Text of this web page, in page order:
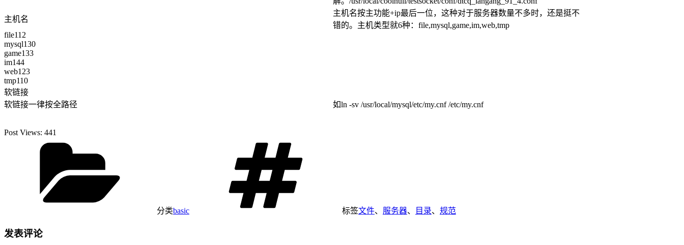
主机名
主机名按主功能+ip最后一位，这种对于服务器数量不多时，还是挺不
错的。主机类型就6种：file,mysql,game,im,web,tmp
file112
mysql130
game133
im144
web123
tmp110
软链接
软链接一律按全路径
如ln -sv /usr/local/mysql/etc/my.cnf /etc/my.cnf
Post Views: 441
分类basic 标签文件、 服务器、 目录、 规范
发表评论